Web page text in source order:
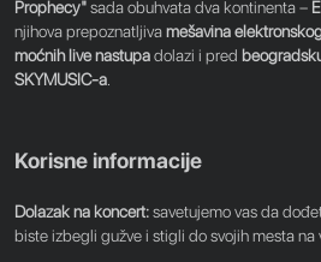
Prophecy"sada obuhvata dva kontinenta –
njihova prepoznatljivamešavina
moćnih live nastupadolazi i pred
SKYMUSIC-a
Korisne informacije
Dolazak na koncert:savetujemo vas da
biste izbegli gužve i stigli do svojih mesta na